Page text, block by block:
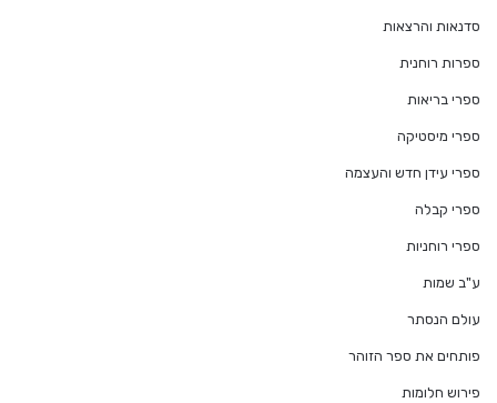
סדנאות והרצאות
ספרות רוחנית
ספרי בריאות
ספרי מיסטיקה
ספרי עידן חדש והעצמה
ספרי קבלה
ספרי רוחניות
ע"ב שמות
עולם הנסתר
פותחים את ספר הזוהר
פירוש חלומות